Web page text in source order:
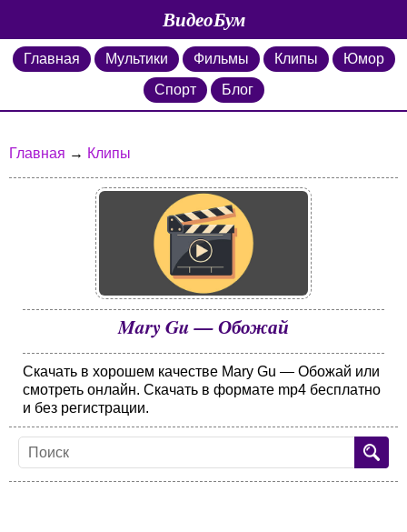
ВидеоБум
Главная Мультики Фильмы Клипы
Юмор
Спорт
Блог
Главная → Клипы
Mary Gu — Обожай
Скачать в хорошем качестве Mary Gu — Обожай или
смотреть онлайн. Скачать в формате mp4 бесплатно
и без регистрации.